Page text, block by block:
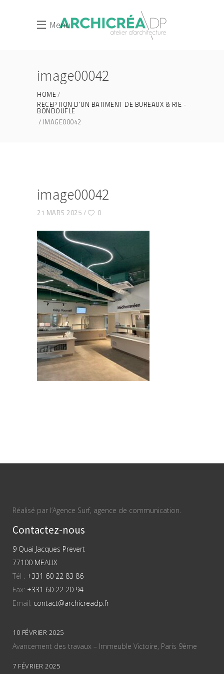
Menu
image00042
HOME
RECEPTION D'UN BATIMENT DE BUREAUX & RIE -
BONDOUFLE
IMAGE00042
image00042
21 MARS 2025 0
Réalisé par l’Agence Surf, agence de communication.
Contactez-nous
9 Quai Jacques Prevert
77100 MEAUX
Tél : +331 60 22 83 86
Fax: +331 60 22 20 94
Email: contact@archicreadp.fr
10 FÉVRIER 2025
Avancement des travaux – Immeuble Victoire, Paris 9ème
7 FÉVRIER 2025